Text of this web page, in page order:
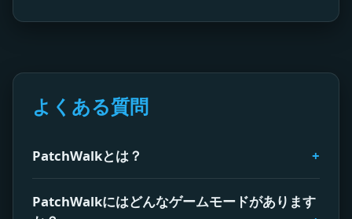
よくある質問
PatchWalkとは？
PatchWalkにはどんなゲームモードがあります